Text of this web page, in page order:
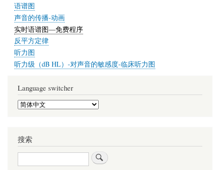
语谱图
声音的传播-动画
实时语谱图—免费程序
反平方定律
听力图
听力级（dB HL）-对声音的敏感度-临床听力图
Language switcher
Select
your
搜索
搜
索